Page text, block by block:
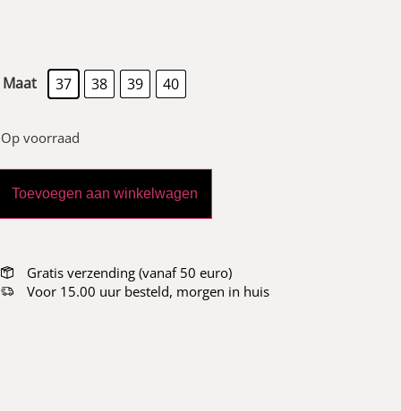
Maat 37 38 39 40
Op voorraad
Toevoegen aan winkelwagen
Gratis verzending (vanaf 50 euro)
Voor 15.00 uur besteld, morgen in huis